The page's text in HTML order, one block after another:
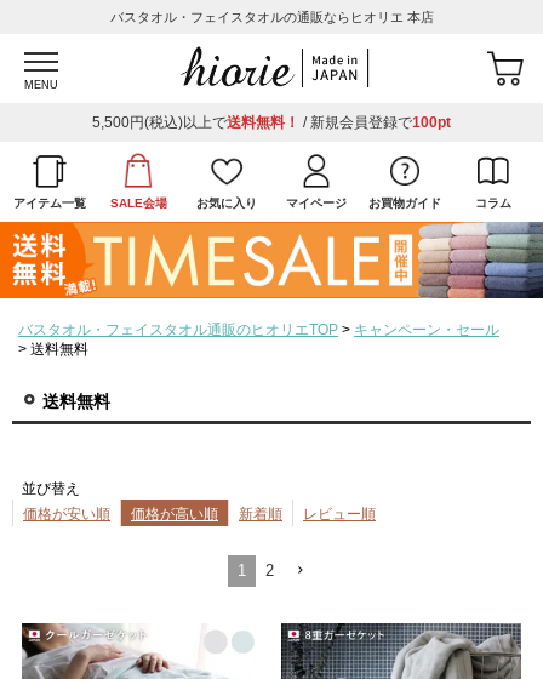
バスタオル・フェイスタオルの通販ならヒオリエ 本店
MENU
5,500円(税込)以上で送料無料！ / 新規会員登録で100pt
アイテム一覧 SALE会場 お気に入り マイページ お買物ガイド コラム
バスタオル・フェイスタオル通販のヒオリエTOP
キャンペーン・セール
送料無料
送料無料
並び替え
価格が安い順
価格が高い順 新着順 レビュー順
1 2